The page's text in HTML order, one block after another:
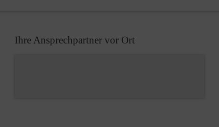
Ihre Ansprechpartner vor Ort